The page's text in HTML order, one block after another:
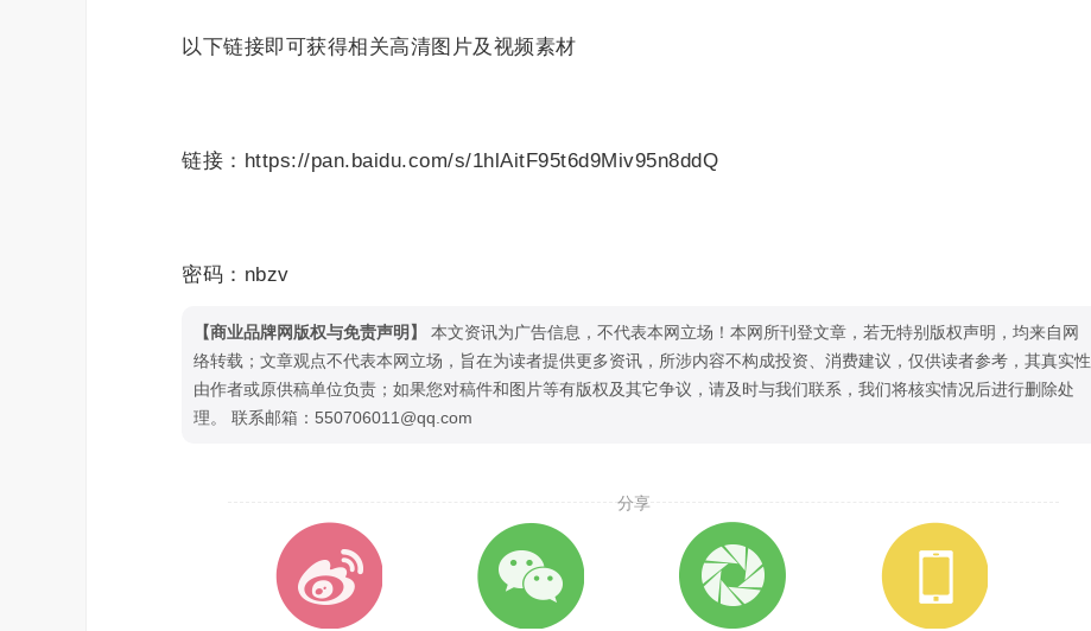
以下链接即可获得相关高清图片及视频素材
链接：https://pan.baidu.com/s/1hlAitF95t6d9Miv95n8ddQ
密码：nbzv
【商业品牌网版权与免责声明】
本文资讯为广告信息，不代表本网立场！本网所刊登文章，若无特别版权声明，均来自网
络转载；文章观点不代表本网立场，旨在为读者提供更多资讯，所涉内容不构成投资、消费建议，仅供读者参考，其真实性
由作者或原供稿单位负责；如果您对稿件和图片等有版权及其它争议，请及时与我们联系，我们将核实情况后进行删除处
理。 联系邮箱：550706011@qq.com
分享